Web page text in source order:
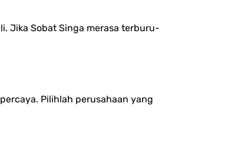
Jika Sobat Singa merasa terburu-
Pilihlah perusahaan yang